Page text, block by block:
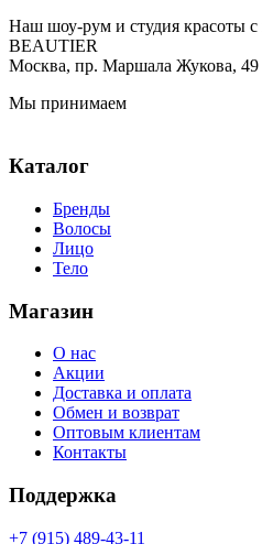
Наш шоу-рум и студия красоты
BEAUTIER
Москва, пр. Маршала Жукова, 49
Мы принимаем
Каталог
Бренды
Волосы
Лицо
Тело
Магазин
О нас
Акции
Доставка и оплата
Обмен и возврат
Оптовым клиентам
Контакты
Поддержка
+7 (915) 489-43-11